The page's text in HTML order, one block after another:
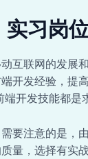
习岗
互联网的发展
开发经验，提
开发技能都是
要注意的是，
量，选择有实